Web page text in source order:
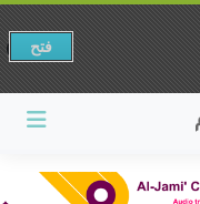
فتح